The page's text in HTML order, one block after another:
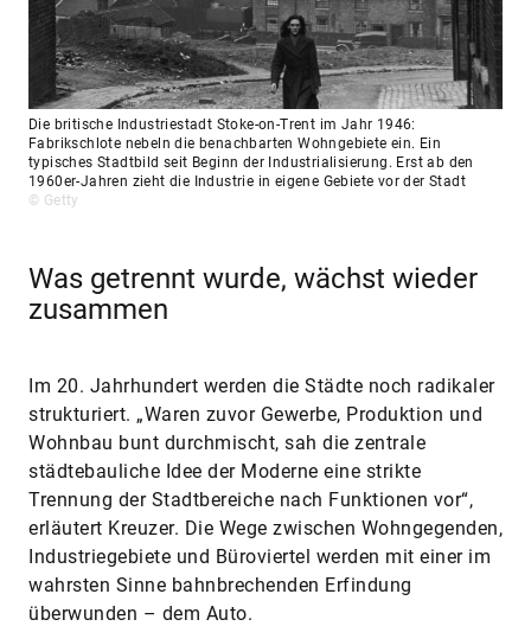
Die britische Industriestadt Stoke-on-Trent im Jahr 1946:
Fabrikschlote nebeln die benachbarten Wohngebiete ein. Ein
typisches Stadtbild seit Beginn der Industrialisierung. Erst ab den
1960er-Jahren zieht die Industrie in eigene Gebiete vor der Stadt
© Getty
Was getrennt wurde, wächst wieder
zusammen
Im 20. Jahrhundert werden die Städte noch radikaler
strukturiert. „Waren zuvor Gewerbe, Produktion und
Wohnbau bunt durchmischt, sah die zentrale
städtebauliche Idee der Moderne eine strikte
Trennung der Stadtbereiche nach Funktionen vor“,
erläutert Kreuzer. Die Wege zwischen Wohngegenden,
Industriegebiete und Büroviertel werden mit einer im
wahrsten Sinne bahnbrechenden Erfindung
überwunden – dem Auto.